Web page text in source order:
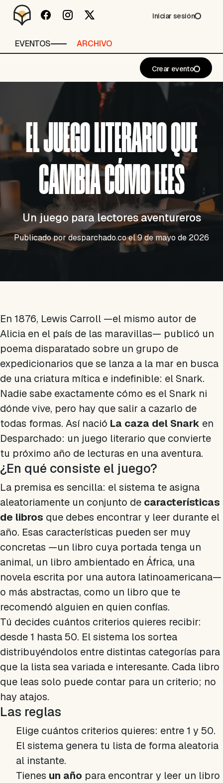
EVENTOS ARCHIVO
Iniciar sesión
Crear evento
EL JUEGO LITERARIO QUE
CAMBIA CÓMO LEES
Un juego para lectores aventureros
Publicado pordesparchado.coel 9 de mayo de 2026
En 1876, Lewis Carroll —el mismo autor de
Alicia en el país de las maravillas— publicó un
poema disparatado sobre un grupo de
expedicionarios que se lanza a la mar en busca
de una criatura mítica e indefinible: el Snark.
Nadie sabe exactamente cómo es el Snark ni
dónde vive, pero hay que salir a cazarlo de
todas formas. Así nació La caza del Snark en
Desparchado: un juego literario que convierte
tu próximo año de lecturas en una aventura.
¿En qué consiste el juego?
La premisa es sencilla: el sistema te asigna
aleatoriamente un conjunto de características
de libros que debes encontrar y leer durante el
año. Esas características pueden ser muy
concretas —un libro cuya portada tenga un
animal, un libro ambientado en África, una
novela escrita por una autora latinoamericana—
o más abstractas, como un libro que te
recomendó alguien en quien confías.
Tú decides cuántos criterios quieres recibir:
desde 1 hasta 50. El sistema los sortea
distribuyéndolos entre distintas categorías para
que la lista sea variada e interesante. Cada libro
que leas solo puede contar para un criterio; no
hay atajos.
Las reglas
Elige cuántos criterios quieres: entre 1 y 50.
El sistema genera tu lista de forma aleatoria
al instante.
Tienes un año para encontrar y leer un libro